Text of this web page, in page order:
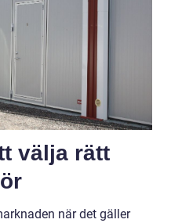
välja rätt
när det gäller